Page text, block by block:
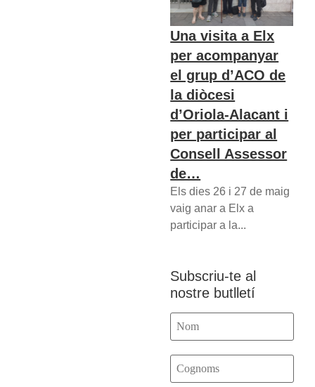
Una visita a Elx
per acompanyar
el grup d’ACO de
la diòcesi
d’Oriola-Alacant i
per participar al
Consell Assessor
de…
Els dies 26 i 27 de maig
vaig anar a Elx a
participar a la...
Subscriu-te al
nostre butlletí